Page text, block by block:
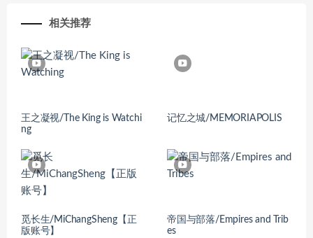
相关推荐
王之凝视/The King is Watchi
ng
记忆之城/MEMORIAPOLIS
觅长生/MiChangSheng【正
版账号】
帝国与部落/Empires and Trib
es